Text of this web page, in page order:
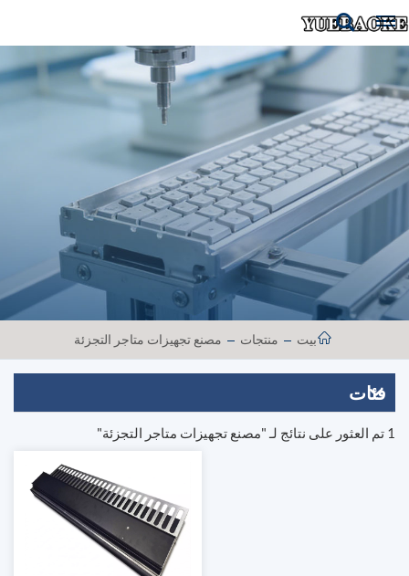
بيت منتجات مصنع تجهيزات متاجر التجزئة
فئات
1 تم العثور على نتائج لـ "مصنع تجهيزات متاجر التجزئة"